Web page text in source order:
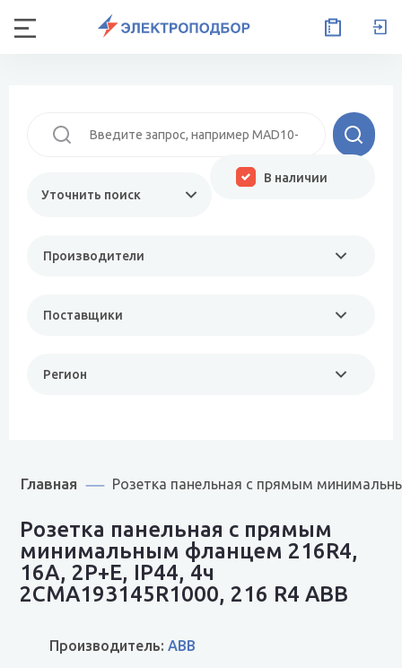
Уточнить поиск
Производители
Поставщики
Регион
В наличии
Главная Розетка панельная с прямым
Розетка панельная с прямым
минимальным фланцем 216R4,
16A, 2P+E, IP44, 4ч
2CMA193145R1000, 216 R4 ABB
Производитель: ABB